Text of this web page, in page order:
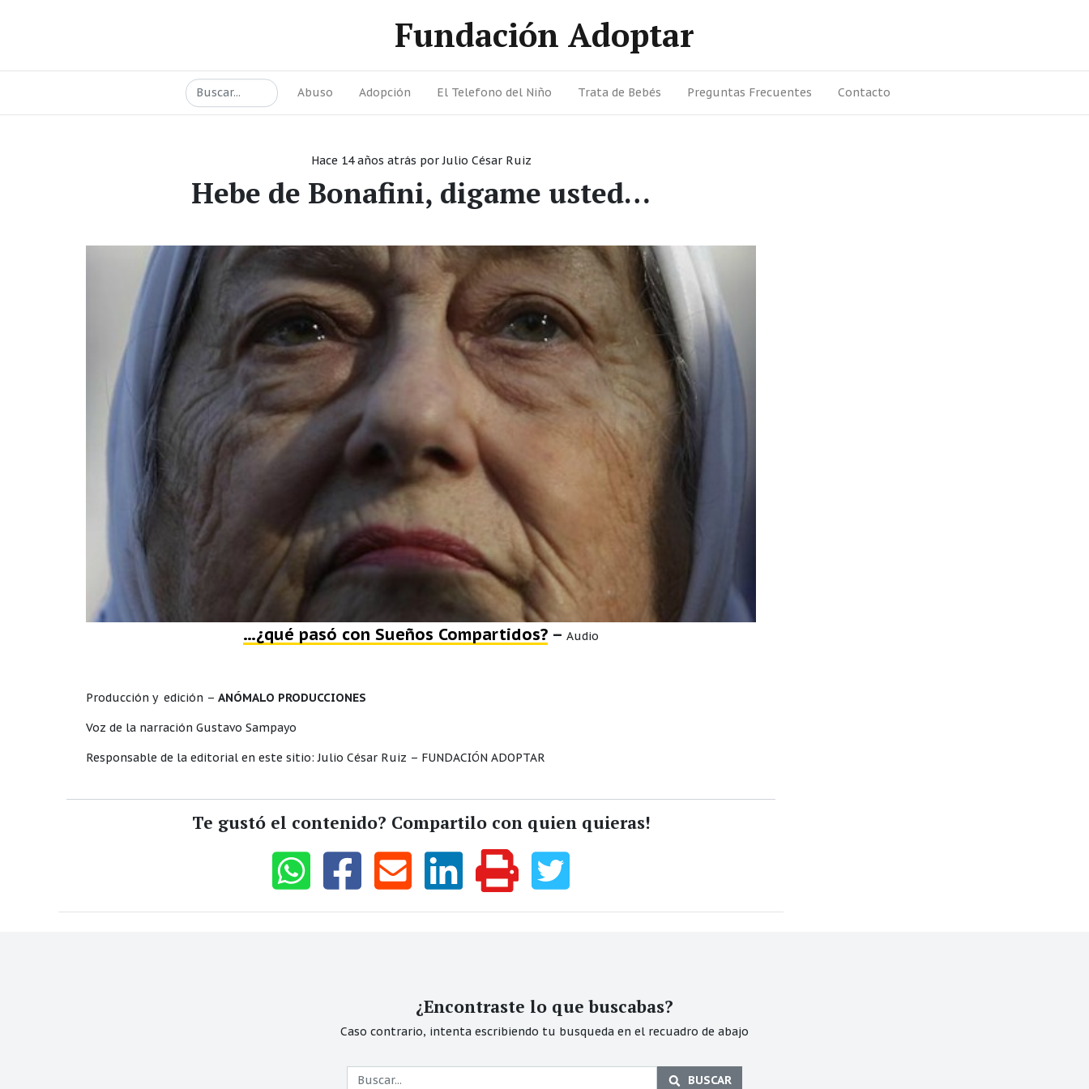
Fundación Adoptar
Abuso Adopción El Telefono del Niño Trata de Bebés Preguntas Frecuentes Contacto
Hace 14 años atrás porJulio César Ruiz
Hebe de Bonafini, digame usted…
…¿qué pasó con Sueños Compartidos? – Audio
Producción y edición – ANÓMALO PRODUCCIONES
Voz de la narración Gustavo Sampayo
Responsable de la editorial en este sitio: Julio César Ruiz – FUNDACIÓN ADOPTAR
Te gustó el contenido? Compartilo con quien quieras!
¿Encontraste lo que buscabas?
Caso contrario, intenta escribiendo tu busqueda en el recuadro de abajo
BUSCAR